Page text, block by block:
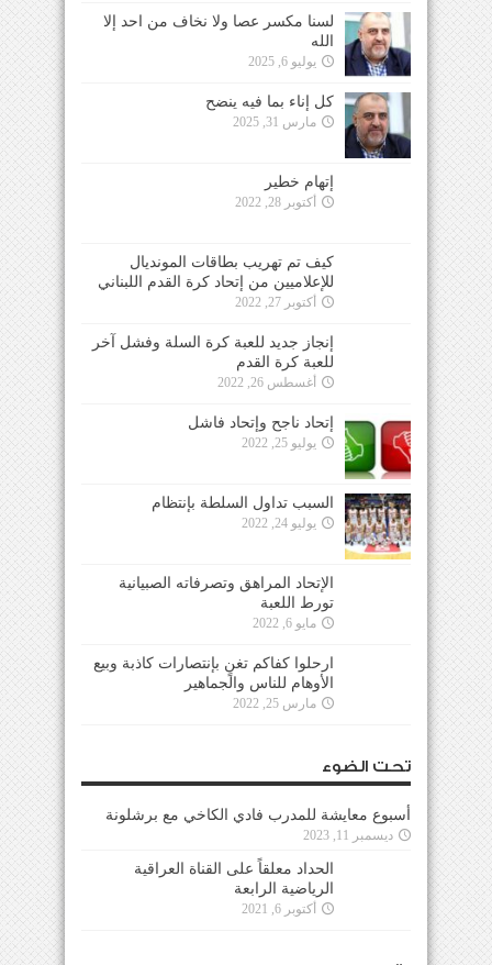
لسنا مكسر عصا ولا نخاف من احد إلا
الله
يوليو 6, 2025
كل إناء بما فيه ينضح
مارس 31, 2025
إتهام خطير
أكتوبر 28, 2022
كيف تم تهريب بطاقات المونديال
للإعلاميين من إتحاد كرة القدم اللبناني
أكتوبر 27, 2022
إنجاز جديد للعبة كرة السلة وفشل آخر
للعبة كرة القدم
أغسطس 26, 2022
إتحاد ناجح وإتحاد فاشل
يوليو 25, 2022
السبب تداول السلطة بإنتظام
يوليو 24, 2022
الإتحاد المراهق وتصرفاته الصبيانية
تورط اللعبة
مايو 6, 2022
ارحلوا كفاكم تغنٍ بإنتصارات كاذبة وبيع
الأوهام للناس والجماهير
مارس 25, 2022
تحت الضوء
أسبوع معايشة للمدرب فادي الكاخي مع برشلونة
ديسمبر 11, 2023
الحداد معلقاً على القناة العراقية
الرياضية الرابعة
أكتوبر 6, 2021